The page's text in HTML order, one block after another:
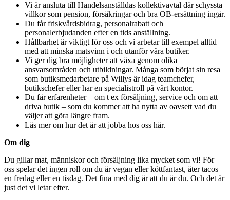
Vi är ansluta till Handelsanställdas kollektivavtal där schyssta
villkor som pension, försäkringar och bra OB-ersättning ingår.
Du får friskvårdsbidrag, personalrabatt och
personalerbjudanden efter en tids anställning.
Hållbarhet är viktigt för oss och vi arbetar till exempel alltid
med att minska matsvinn i och utanför våra butiker.
Vi ger dig bra möjligheter att växa genom olika
ansvarsområden och utbildningar. Många som börjat sin resa
som butiksmedarbetare på Willys är idag teamchefer,
butikschefer eller har en specialistroll på vårt kontor.
Du får erfarenheter – om t ex försäljning, service och om att
driva butik – som du kommer att ha nytta av oavsett vad du
väljer att göra längre fram.
Läs mer om hur det är att jobba hos oss här.
Om dig
Du gillar mat, människor och försäljning lika mycket som vi! För
oss spelar det ingen roll om du är vegan eller köttfantast, äter tacos
en fredag eller en tisdag. Det fina med dig är att du är du. Och det är
just det vi letar efter.